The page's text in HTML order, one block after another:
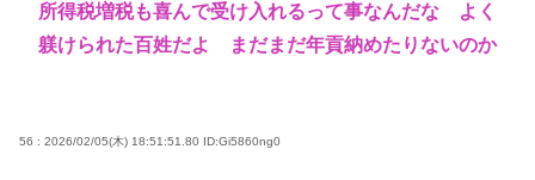
所得税増税も喜んで受け入れるって事なんだな よく
躾けられた百姓だよ まだまだ年貢納めたりないのか
56 : 2026/02/05(木) 18:51:51.80 ID:Gi5860ng0